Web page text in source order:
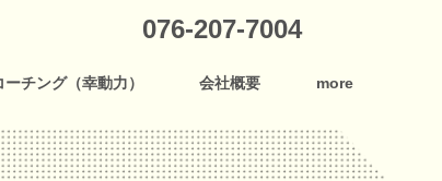
076-207-7004
チング（幸動力） 会社概要 more